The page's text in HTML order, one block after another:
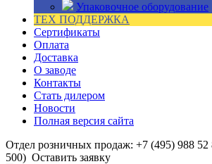
Упаковочное оборудование
ТЕХ ПОДДЕРЖКА
Сертификаты
Оплата
Доставка
О заводе
Контакты
Стать дилером
Новости
Полная версия сайта
Отдел розничных продаж: +7 (495) 988 52
500) Оставить заявку